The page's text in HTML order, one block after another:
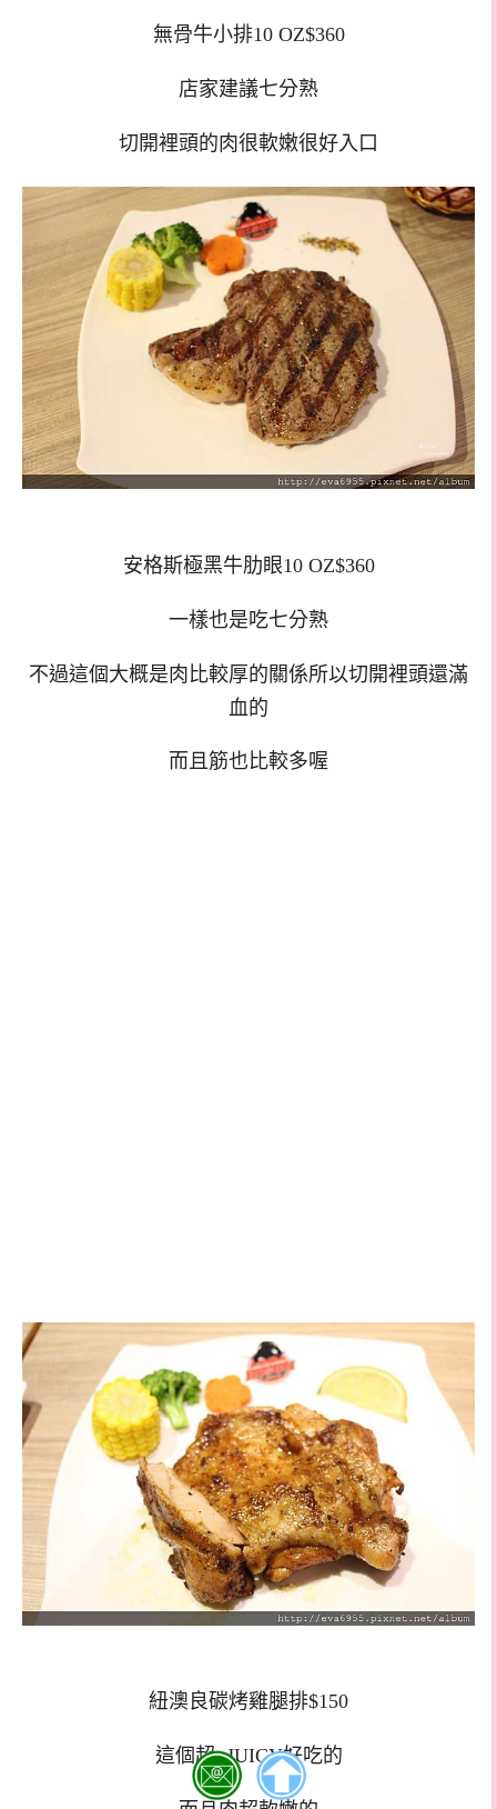
無骨牛小排10 OZ$360
店家建議七分熟
切開裡頭的肉很軟嫩很好入口
安格斯極黑牛肋眼10 OZ$360
一樣也是吃七分熟
不過這個大概是肉比較厚的關係所以切開裡頭還滿
血的
而且筋也比較多喔
紐澳良碳烤雞腿排$150
這個超~JUICY好吃的